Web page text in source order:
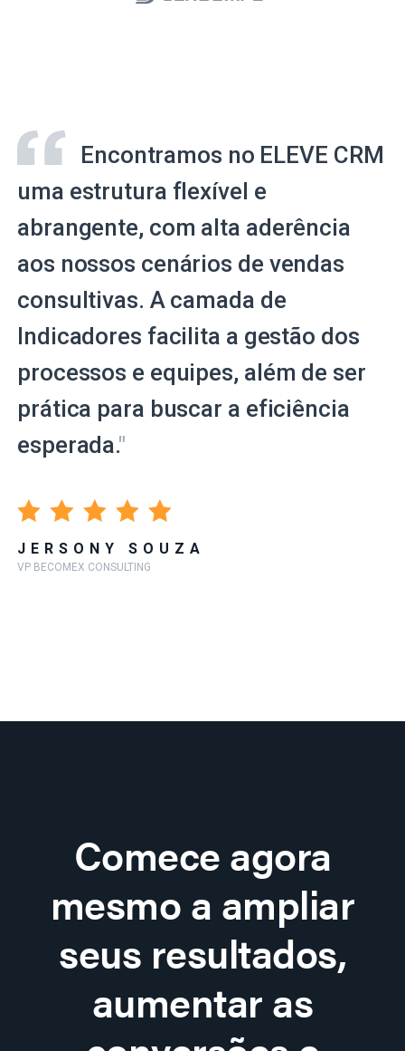
Encontramos no ELEVE CRM
uma estrutura flexível e
abrangente, com alta aderência
aos nossos cenários de vendas
consultivas. A camada de
Indicadores facilita a gestão dos
processos e equipes, além de ser
prática para buscar a eficiência
esperada."
JERSONY SOUZA
VP BECOMEX CONSULTING
Comece agora
mesmo a ampliar
seus resultados,
aumentar as